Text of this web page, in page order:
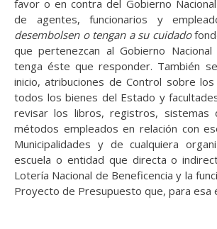
favor o en contra del Gobierno
de agentes, funcionarios y
desembolsen o tengan a su cuidado
que pertenezcan al Gobierno
tenga éste que responder. También
inicio, atribuciones de Control sobre
todos los bienes del Estado y
revisar los libros, registros, sistemas
métodos empleados en relación con
Municipalidades y de cualquiera
escuela o entidad que directa o
Lotería Nacional de Beneficencia y la
Proyecto de Presupuesto que, para esa